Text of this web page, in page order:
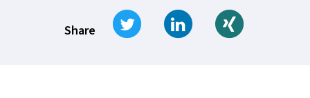
Share
Tweet Share on LinkedIn